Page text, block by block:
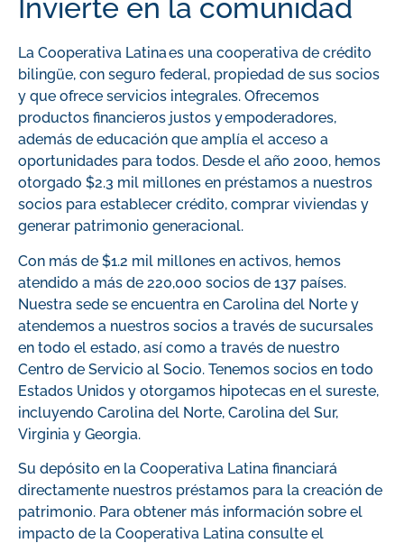
Invierte en la comunidad
La Cooperativa Latina es una cooperativa de crédito
bilingüe, con seguro federal, propiedad de sus socios
y que ofrece servicios integrales. Ofrecemos
productos financieros justos y empoderadores,
además de educación que amplía el acceso a
oportunidades para todos. Desde el año 2000, hemos
otorgado $2.3 mil millones en préstamos a nuestros
socios para establecer crédito, comprar viviendas y
generar patrimonio generacional.
Con más de $1.2 mil millones en activos, hemos
atendido a más de 220,000 socios de 137 países.
Nuestra sede se encuentra en Carolina del Norte y
atendemos a nuestros socios a través de sucursales
en todo el estado, así como a través de nuestro
Centro de Servicio al Socio. Tenemos socios en todo
Estados Unidos y otorgamos hipotecas en el sureste,
incluyendo Carolina del Norte, Carolina del Sur,
Virginia y Georgia.
Su depósito en la Cooperativa Latina financiará
directamente nuestros préstamos para la creación de
patrimonio. Para obtener más información sobre el
impacto de la Cooperativa Latina consulte el